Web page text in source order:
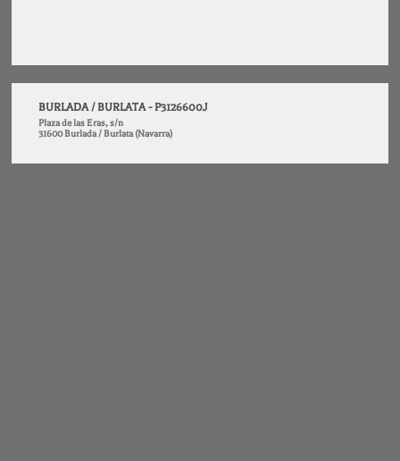
BURLADA / BURLATA - P3126600J
Plaza de las Eras, s/n
31600 Burlada / Burlata (Navarra)